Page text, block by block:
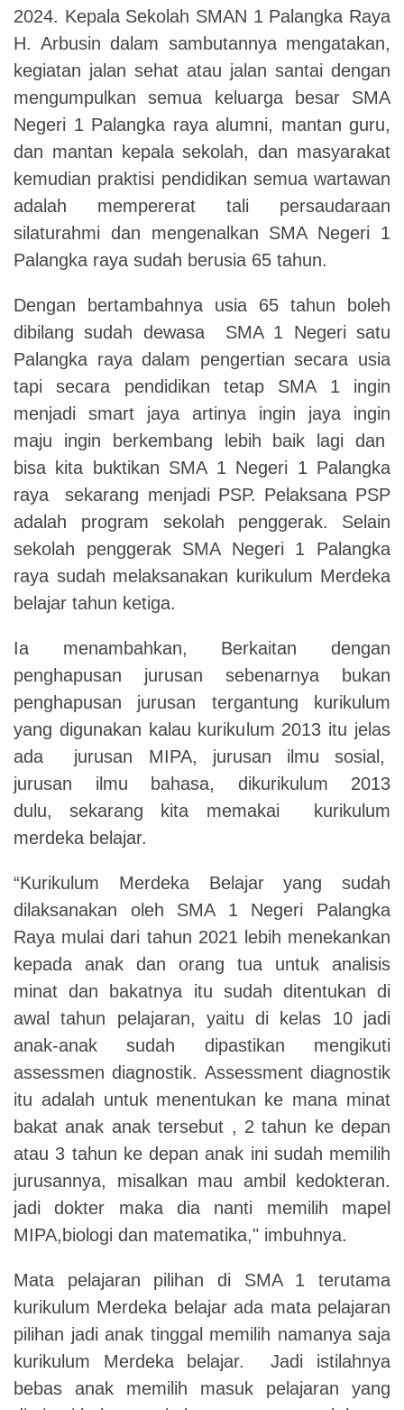
2024. Kepala Sekolah SMAN 1 Palangka Raya
H. Arbusin dalam sambutannya mengatakan,
kegiatan jalan sehat atau jalan santai dengan
mengumpulkan semua keluarga besar SMA
Negeri 1 Palangka raya alumni, mantan guru,
dan mantan kepala sekolah, dan masyarakat
kemudian praktisi pendidikan semua wartawan
adalah mempererat tali persaudaraan
silaturahmi dan mengenalkan SMA Negeri 1
Palangka raya sudah berusia 65 tahun.
Dengan bertambahnya usia 65 tahun boleh
dibilang sudah dewasa SMA 1 Negeri satu
Palangka raya dalam pengertian secara usia
tapi secara pendidikan tetap SMA 1 ingin
menjadi smart jaya artinya ingin jaya ingin
maju ingin berkembang lebih baik lagi dan
bisa kita buktikan SMA 1 Negeri 1 Palangka
raya sekarang menjadi PSP. Pelaksana PSP
adalah program sekolah penggerak.
Selain
sekolah penggerak SMA Negeri 1 Palangka
raya sudah melaksanakan kurikulum Merdeka
belajar tahun ketiga.
Ia menambahkan, Berkaitan dengan
penghapusan jurusan sebenarnya bukan
penghapusan jurusan tergantung kurikulum
yang digunakan kalau kurikulum 2013 itu jelas
ada jurusan MIPA, jurusan ilmu sosial,
jurusan ilmu bahasa, dikurikulum 2013
dulu, sekarang kita memakai kurikulum
merdeka belajar.
“Kurikulum Merdeka Belajar yang sudah
dilaksanakan oleh SMA 1 Negeri Palangka
Raya mulai dari tahun 2021 lebih menekankan
kepada anak dan orang tua untuk analisis
minat dan bakatnya itu sudah ditentukan di
awal tahun pelajaran, yaitu di kelas 10 jadi
anak-anak sudah dipastikan mengikuti
assessmen diagnostik. Assessment diagnostik
itu adalah untuk menentukan ke mana minat
bakat anak anak tersebut , 2 tahun ke depan
atau 3 tahun ke depan anak ini sudah memilih
jurusannya, misalkan mau ambil kedokteran.
jadi dokter maka dia nanti memilih mapel
MIPA,biologi dan matematika," imbuhnya.
Mata pelajaran pilihan di SMA 1 terutama
kurikulum Merdeka belajar ada mata pelajaran
pilihan jadi anak tinggal memilih namanya saja
kurikulum Merdeka belajar. Jadi istilahnya
bebas anak memilih masuk pelajaran yang